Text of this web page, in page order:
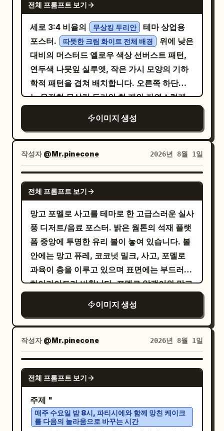
전체 프롬프트 보기
세로 3:4 비율의 무상킹 두리안
테마 상업용
포스터.
따뜻한 크림 화이트 전체 배경
위에 낮은
대비의 머스터드 옐로우 색상 선버스트 패턴,
연두색 나뭇잎 실루엣, 작은 가시 모양의 기하
학적 패턴을 겹쳐 배치합니다. 오른쪽 하단에
는 온전한 무상킹 두리안 한 개와 자연스럽게
일은 통통한 타원형이며, 황록색에서 올리브
그린 색을 띠는 껍질은 촘촘하고 두꺼우며 규칙
적인 원뿔형 가시로 덮여 있습니다. 갈라진 껍
질 사이로는 황금빛의 통통한 과육이 들어찬 여
러 개의 과실 방이 보이며, 두껍고 밀도 높으며
매끄러운 질감을 표현합니다. 왼쪽 상단에는
굵고 기발한 손글씨 폰트 를 사용하여 '猫山王榴
莲'(무상킹 두리안)을 황금빛 노란색으로 채우
고, 크림 화이트 내부 선과 짙은 녹색 외곽선을
넣어 표현합니다. 하단 문구 '金黄绵密 浓香细
滑'(황금빛의 촘촘하고 진한 향과 부드러운 식
감)은 올리브 그린 색상의 물결 모양 리본 위에
배치하고, 영어 'MUSANG KING DURIAN'은
원형 인장 형태로 넣습니다. 배경에는 열대 나
뭇잎, 과일 향 곡선, 과육 색상 블록, 별빛, 작은
껍질 아이콘을 추가합니다. 고채도의 Q 스타일
벡터 일러스트, 레이어드 페이퍼 커트 질감, 약
간의 스크린 프린트 그레인을 적용하며, 배경
은 절대 검은색이어서는 안 됩니다.
이미지 생성
작성자@Mr.pinecone 2026년 8월 1일
GPT IMAGE 2
전체 프롬프트 보기
망고 포멜로 사고를 테마로 한 고급스러운 실사
풍 디저트/음료 포스터. 밝은 웜톤의 석재 플랫
폼 중앙에 투명한 유리 볼이 놓여 있습니다. 볼
안에는 망고 퓨레, 코코넛 밀크, 사고, 포멜로
과육이 층을 이루고 있으며 표면에는 부드러운
하이라이트가 비칩니다. 포멜로 알갱이와 망고
주변에는 신선한 망고 슬라이스 약간과 숟가
락, 촉촉한 물방울이 배치되어 있습니다. 조명
은 밝으면서도 절제된 오후의 열대 자연광을 재
현합니다. 사실적인 과일 질감, 사실적인 유리
질감, 사실적인 디저트 층을 특징으로 합니다.
고급 디저트 광고 스타일, 세로형 고해상도 이
미지. 포스터에는 고급스러운 중문 및 영문 타
이포그래피를 포함하세요. 텍스트는 과도한 문
구 없이 명확하고 읽기 쉬워야 합니다. 내용: 브
이미지 생성
작성자@Mr.pinecone 2026년 8월 1일
GPT IMAGE 2
전체 프롬프트 보기
주제 "
매주 수요일 밤 8시, 파티시에와 함께 망친 케이크
를 다음의 놀라움으로 바꾸는 시간